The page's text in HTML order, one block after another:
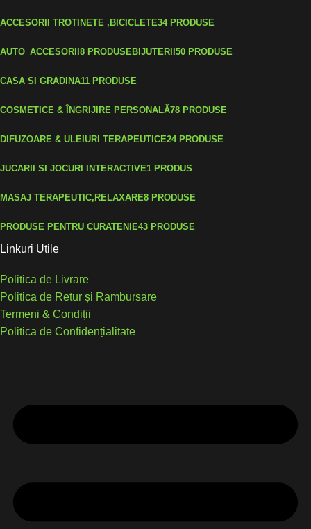
ACCESORII TROTINETE ,BICICLETE34 PRODUSE
AUTO_ACCESORII8 PRODUSEBIJUTERII50 PRODUSE
CASA SI GRADINA11 PRODUSE
COSMETICE & ÎNGRIJIRE PERSONALĂ78 PRODUSE
DIFUZOARE & ULEIURI TERAPEUTICE24 PRODUSE
JUCARII SI JOCURI INTERACTIVE1 PRODUS
MASAJ TERAPEUTIC,RELAXARE8 PRODUSE
PRODUSE PENTRU CURATENIE43 PRODUSE
Linkuri Utile
Politica de Livrare
Politica de Retur și Rambursare
Termeni & Condiții
Politica de Confidențialitate